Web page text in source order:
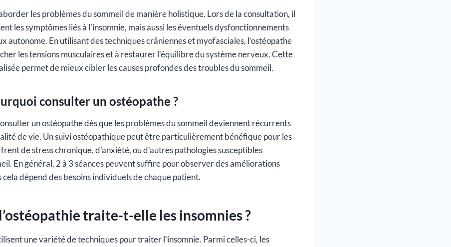
les problèmes du sommeil de manière holistique. Lors de la consultation, il
les symptômes liés à l’insomnie, mais aussi les éventuels dysfonctionnements
autonome. En utilisant des techniques crâniennes et myofasciales, l’ostéopathe
les tensions musculaires et à restaurer l’équilibre du système nerveux. Cette
permet de mieux cibler les causes profondes des troubles du sommeil.
consulter un ostéopathe ?
un ostéopathe dès que les problèmes du sommeil deviennent récurrents
de vie. Un suivi ostéopathique peut être particulièrement bénéfique pour les
de stress chronique, d’anxiété, ou d’autres pathologies susceptibles
En général, 2 à 3 séances peuvent suffire pour observer des améliorations
dépend des besoins individuels de chaque patient.
traite-t-elle les insomnies ?
une variété de techniques pour traiter l’insomnie. Parmi celles-ci, les